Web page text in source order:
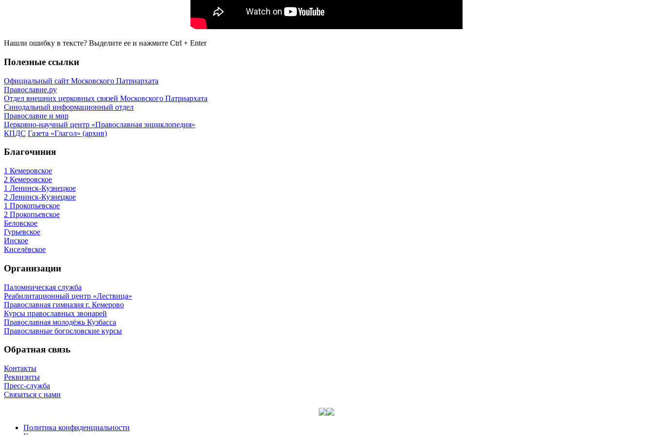
Нашли ошибку в тексте? Выделите ее и нажмите Ctrl + Enter
Полезные ссылки
Официальный сайт Московского Патриархата
Православие.ру
Отдел внешних церковных связей Московского Патриархата
Синодальный информационный отдел
Православие и мир
Церковно-научный центр «Православная энциклопедия»
КПДС Газета «Глагол» (архив)
Благочиния
1 Кемеровское
2 Кемеровское
1 Ленинск-Кузнецкое
2 Ленинск-Кузнецкое
1 Прокопьевское
2 Прокопьевское
Беловское
Гурьевское
Инское
Киселёвское
Организации
Паломническая служба
Реабилитационный центр «Лествица»
Православная гимназия г. Кемерово
Курсы православных звонарей
Православная молодёжь Кузбасса
Православные богословские курсы
Обратная связь
Контакты
Реквизиты
Пресс-служба
Связаться с нами
Политика конфиденциальности